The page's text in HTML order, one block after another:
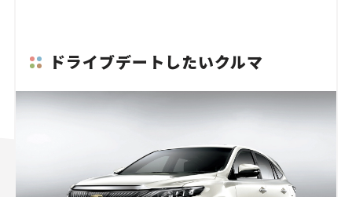
ドライブデートしたいクルマ